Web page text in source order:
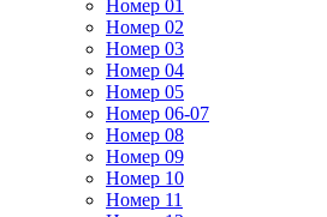
Номер 01
Номер 02
Номер 03
Номер 04
Номер 05
Номер 06-07
Номер 08
Номер 09
Номер 10
Номер 11